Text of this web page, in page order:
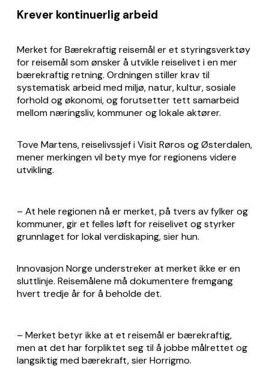
Krever kontinuerlig arbeid
Merket for Bærekraftig reisemål er et styringsverktøy
for reisemål som ønsker å utvikle reiselivet i en mer
bærekraftig retning. Ordningen stiller krav til
systematisk arbeid med miljø, natur, kultur, sosiale
forhold og økonomi, og forutsetter tett samarbeid
mellom næringsliv, kommuner og lokale aktører.
Tove Martens, reiselivssjef i Visit Røros og Østerdalen,
mener merkingen vil bety mye for regionens videre
utvikling.
– At hele regionen nå er merket, på tvers av fylker og
kommuner, gir et felles løft for reiselivet og styrker
grunnlaget for lokal verdiskaping, sier hun.
Innovasjon Norge understreker at merket ikke er en
sluttlinje. Reisemålene må dokumentere fremgang
hvert tredje år for å beholde det.
– Merket betyr ikke at et reisemål er bærekraftig,
men at det har forpliktet seg til å jobbe målrettet og
langsiktig med bærekraft, sier Horrigmo.